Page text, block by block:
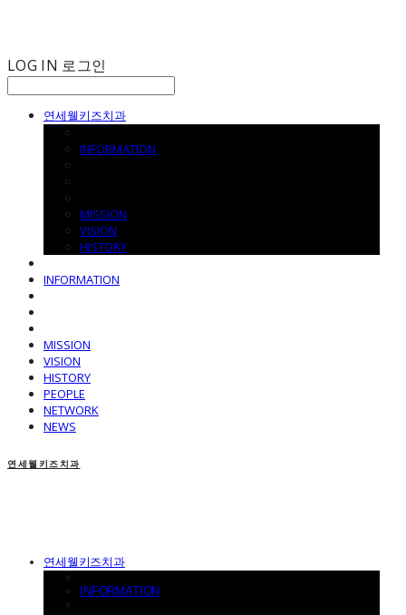
LOG IN 로그인
연세웰키즈치과
INFORMATION
MISSION
VISION
HISTORY
INFORMATION
MISSION
VISION
HISTORY
PEOPLE
NETWORK
NEWS
연세웰키즈치과
연세웰키즈치과
INFORMATION